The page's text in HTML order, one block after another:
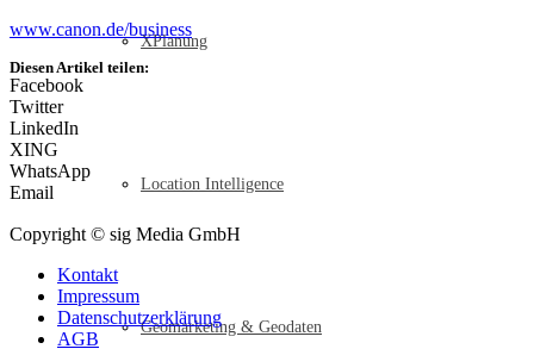
XPlanung
Location Intelligence
Geomarketing & Geodaten
www.canon.de/business
Diesen Artikel teilen:
Facebook
Twitter
LinkedIn
XING
WhatsApp
Email
Copyright © sig Media GmbH
Kontakt
Impressum
Datenschutzerklärung
AGB